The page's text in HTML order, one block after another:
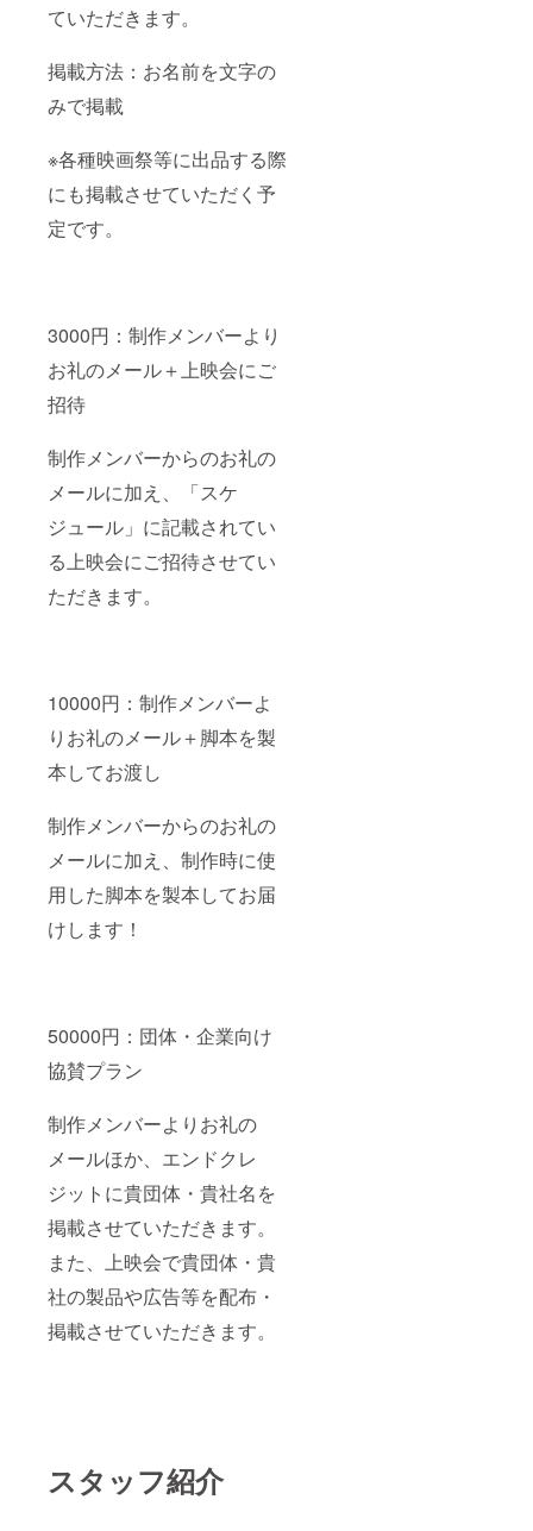
ていただきます。
掲載方法：お名前を文字の
みで掲載
※各種映画祭等に出品する際
にも掲載させていただく予
定です。
3000円：制作メンバーより
お礼のメール＋上映会にご
招待
制作メンバーからのお礼の
メールに加え、「スケ
ジュール」に記載されてい
る上映会にご招待させてい
ただきます。
10000円：制作メンバーよ
りお礼のメール＋脚本を製
本してお渡し
制作メンバーからのお礼の
メールに加え、制作時に使
用した脚本を製本してお届
けします！
50000円：団体・企業向け
協賛プラン
制作メンバーよりお礼の
メールほか、エンドクレ
ジットに貴団体・貴社名を
掲載させていただきます。
また、上映会で貴団体・貴
社の製品や広告等を配布・
掲載させていただきます。
スタッフ紹介